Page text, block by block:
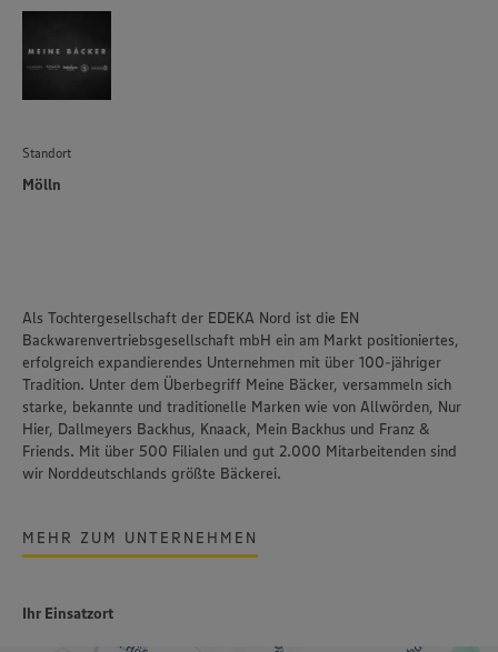
Standort
Mölln
Als Tochtergesellschaft der EDEKA Nord ist die EN
Backwarenvertriebsgesellschaft mbH ein am Markt positioniertes,
erfolgreich expandierendes Unternehmen mit über 100-jähriger
Tradition. Unter dem Überbegriff Meine Bäcker, versammeln sich
starke, bekannte und traditionelle Marken wie von Allwörden, Nur
Hier, Dallmeyers Backhus, Knaack, Mein Backhus und Franz &
Friends. Mit über 500 Filialen und gut 2.000 Mitarbeitenden sind
wir Norddeutschlands größte Bäckerei.
MEHR ZUM UNTERNEHMEN
Ihr Einsatzort